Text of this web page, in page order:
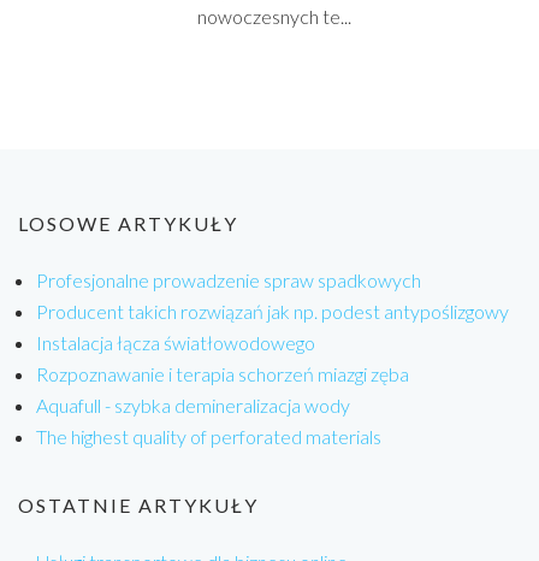
nowoczesnych te...
LOSOWE ARTYKUŁY
Profesjonalne prowadzenie spraw spadkowych
Producent takich rozwiązań jak np. podest antypoślizgowy
Instalacja łącza światłowodowego
Rozpoznawanie i terapia schorzeń miazgi zęba
Aquafull - szybka demineralizacja wody
The highest quality of perforated materials
OSTATNIE ARTYKUŁY